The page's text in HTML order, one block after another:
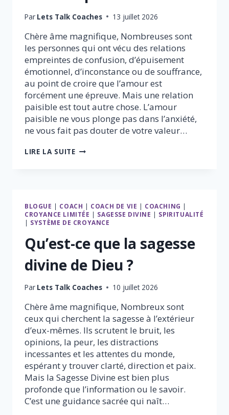
Par Lets Talk Coaches 13 juillet 2026
Chère âme magnifique, Nombreuses sont
les personnes qui ont vécu des relations
empreintes de confusion, d’épuisement
émotionnel, d’inconstance ou de souffrance,
au point de croire que l’amour est
forcément une épreuve. Mais une relation
paisible est tout autre chose. L’amour
paisible ne vous plonge pas dans l’anxiété,
ne vous fait pas douter de votre valeur…
LIRE LA SUITECE
UNE
RELATION
PAISIBLE
BLOGUE | COACH | COACH DE VIE | COACHING |
CROYANCE LIMITÉE | SAGESSE DIVINE | SPIRITUALITÉ
| SYSTÈME DE CROYANCE
Qu’est-ce que la sagesse
divine de Dieu ?
Par Lets Talk Coaches 10 juillet 2026
Chère âme magnifique, Nombreux sont
ceux qui cherchent la sagesse à l’extérieur
d’eux-mêmes. Ils scrutent le bruit, les
opinions, la peur, les distractions
incessantes et les attentes du monde,
espérant y trouver clarté, direction et paix.
Mais la Sagesse Divine est bien plus
profonde que l’information ou le savoir.
C’est une guidance sacrée qui naît…